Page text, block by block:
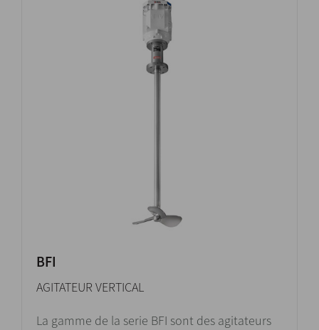
BFI
AGITATEUR VERTICAL
La gamme de la serie BFI sont des agitateurs